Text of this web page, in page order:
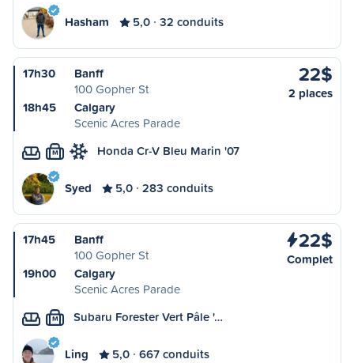
Hasham 5,0 32 conduits
17h30
Banff
100 Gopher St
18h45
Calgary
Scenic Acres Parade
22$
2 places
M Honda Cr-V Bleu Marin '07
Syed 5,0 283 conduits
17h45
Banff
100 Gopher St
19h00
Calgary
Scenic Acres Parade
22$
Complet
M Subaru Forester Vert Pâle '…
Ling 5,0 667 conduits